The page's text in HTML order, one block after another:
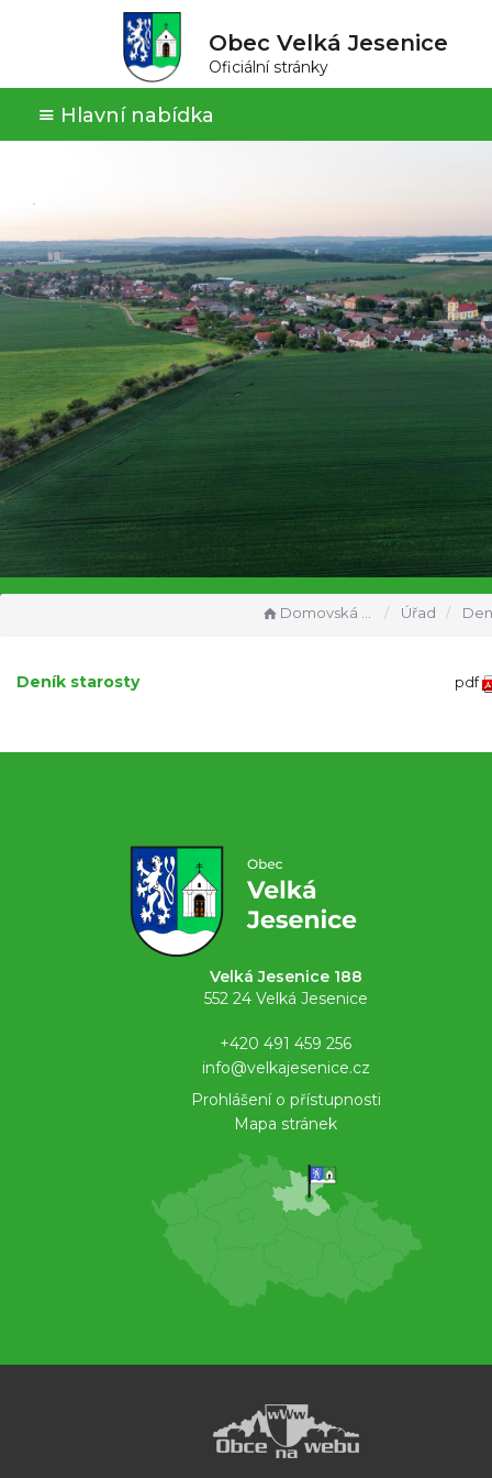
Obec Velká Jesenice
Oficiální stránky
Hlavní nabídka
Domovská stránka Úřad
Deník starosty pdf
Velká Jesenice 188
552 24 Velká Jesenice
+420 491 459 256
info@velkajesenice.cz
Prohlášení o přístupnosti
Mapa stránek